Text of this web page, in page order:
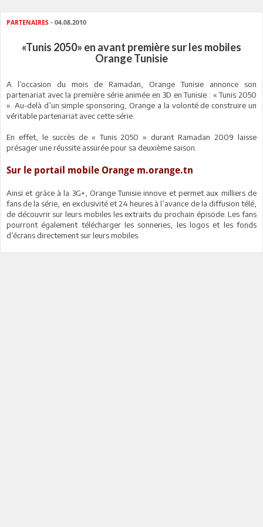
PARTENAIRES - 04.08.2010
«Tunis 2050» en avant première sur les mobiles
Orange Tunisie
A l’occasion du mois de Ramadan, Orange Tunisie annonce son
partenariat avec la première série animée en 3D en Tunisie : « Tunis 2050
». Au-delà d’un simple sponsoring, Orange a la volonté de construire un
véritable partenariat avec cette série.
En effet, le succès de « Tunis 2050 » durant Ramadan 2009 laisse
présager une réussite assurée pour sa deuxième saison.
Sur le portail mobile Orange m.orange.tn
Ainsi et grâce à la 3G+, Orange Tunisie innove et permet aux milliers de
fans de la série, en exclusivité et 24 heures à l’avance de la diffusion télé,
de découvrir sur leurs mobiles les extraits du prochain épisode. Les fans
pourront également télécharger les sonneries, les logos et les fonds
d’écrans directement sur leurs mobiles.